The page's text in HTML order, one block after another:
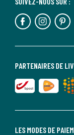
LES MODES DE
PARTENAIRES DE